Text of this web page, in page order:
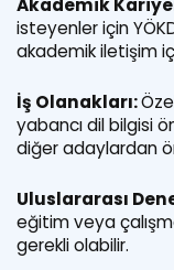
Akademik
isteyenler için
akademik iletişim
İş Olanakları:
yabancı dil bilgisi
diğer adaylardan
Uluslararası
eğitim veya
gerekli olabilir.